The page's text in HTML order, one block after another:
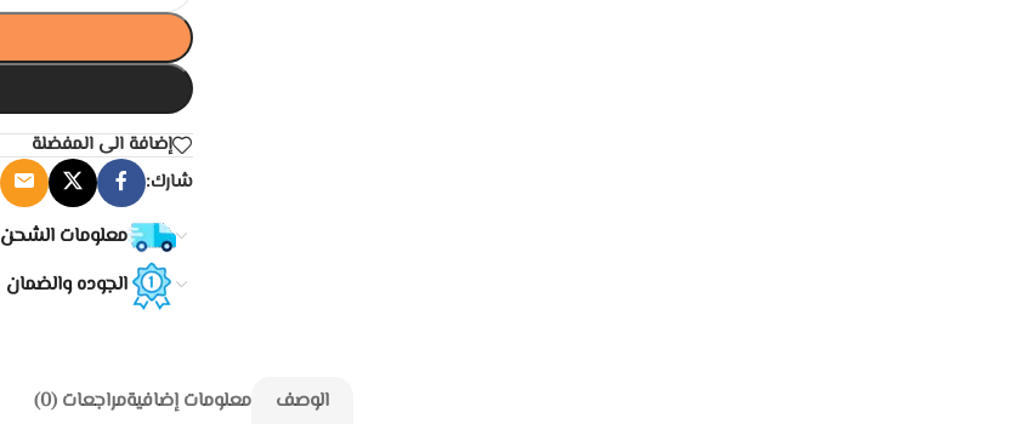
إضافة الى المفضلة
شارك:
معلومات الشحن
الجوده والضمان
الوصف معلومات إضافيةمراجعات (0)